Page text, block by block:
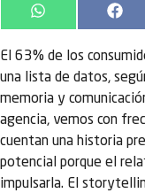
WhatsApp
El 63% de los
una lista de datos,
memoria y
agencia, vemos con
cuentan una historia
potencial porque el
impulsarla. El